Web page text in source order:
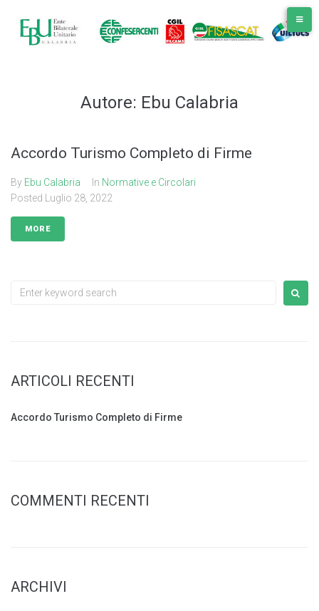
content
Autore: Ebu Calabria
Accordo Turismo Completo di Firme
By Ebu Calabria In Normative e Circolari
Posted
Luglio 28, 2022
MORE
Search
ARTICOLI RECENTI
Accordo Turismo Completo di Firme
COMMENTI RECENTI
ARCHIVI